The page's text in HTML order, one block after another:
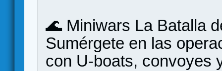
🌊 Miniwars La Batalla
Sumérgete en las
con U-boats, convoyes